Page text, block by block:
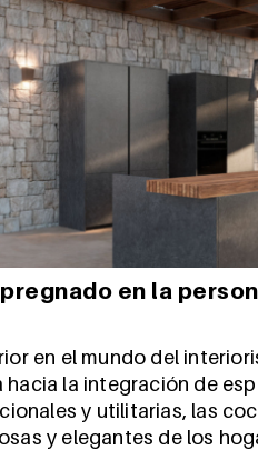
en la
en el mundo del
la integración de
y utilitarias, las
y elegantes de los